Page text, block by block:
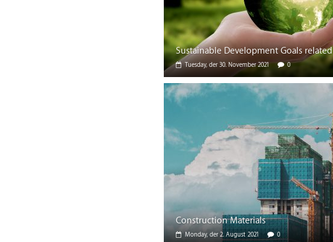
Sustainable Development Goals related
Tuesday, der 30. November 2021 0
Construction Materials
Monday, der 2. August 2021 0